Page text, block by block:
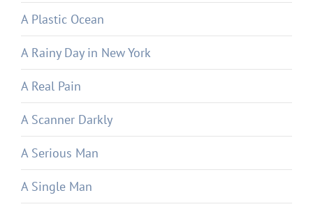
A Plastic Ocean
A Rainy Day in New York
A Real Pain
A Scanner Darkly
A Serious Man
A Single Man